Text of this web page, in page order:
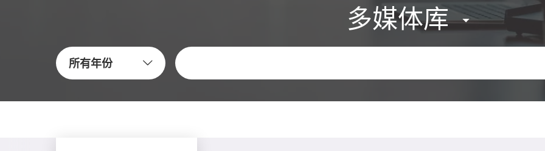
多媒体库
所有年份
关键字